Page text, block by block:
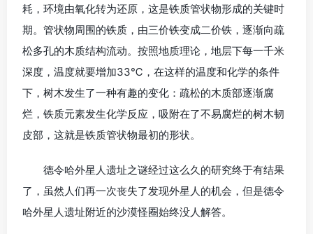
耗，环境由氧化转为还原，这是铁质管状物形成的关键时
期。管状物周围的铁质，由三价铁变成二价铁，逐渐向疏
松多孔的木质结构流动。按照地质理论，地层下每一千米
深度，温度就要增加33℃，在这样的温度和化学的条件
下，树木发生了一种有趣的变化：疏松的木质部逐渐腐
烂，铁质元素发生化学反应，吸附在了不易腐烂的树木韧
皮部，这就是铁质管状物最初的形状。
德令哈外星人遗址之谜经过这么久的研究终于有结果
了，虽然人们再一次丧失了发现外星人的机会，但是德令
哈外星人遗址附近的沙漠怪圈始终没人解答。